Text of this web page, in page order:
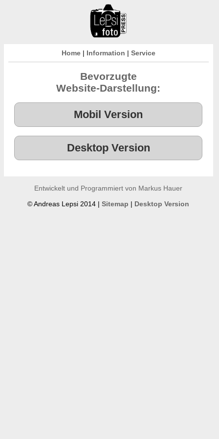
Home| Information | Service
Bevorzugte
Website-Darstellung:
Entwickelt und Programmiert von Markus Hauer
© Andreas Lepsi 2014 |Sitemap | Desktop Version